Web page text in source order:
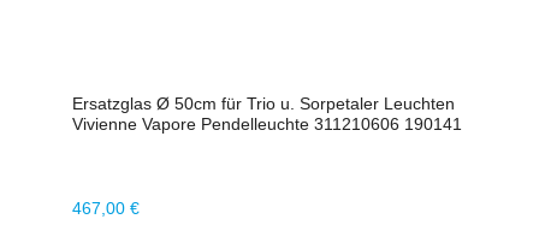
Ersatzglas Ø 50cm für Trio u. Sorpetaler Leuchten
Vivienne Vapore Pendelleuchte 311210606 190141
Regulärer Preis:
467,00 €